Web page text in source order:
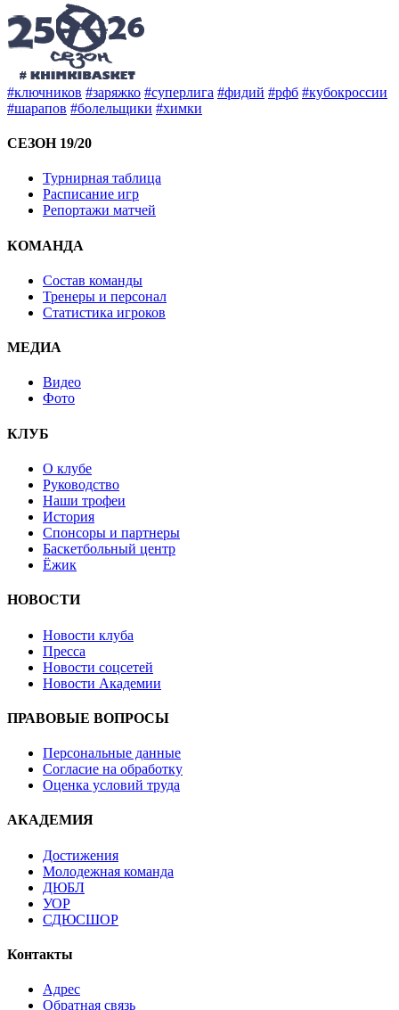
#ключников #заряжко #суперлига #фидий #рфб #кубокроссии
#шарапов #болельщики #химки
СЕЗОН 19/20
Турнирная таблица
Расписание игр
Репортажи матчей
КОМАНДА
Состав команды
Тренеры и персонал
Статистика игроков
МЕДИА
Видео
Фото
КЛУБ
О клубе
Руководство
Наши трофеи
История
Спонсоры и партнеры
Баскетбольный центр
Ёжик
НОВОСТИ
Новости клуба
Пресса
Новости соцсетей
Новости Академии
ПРАВОВЫЕ ВОПРОСЫ
Персональные данные
Согласие на обработку
Оценка условий труда
АКАДЕМИЯ
Достижения
Молодежная команда
ДЮБЛ
УОР
СДЮСШОР
Контакты
Адрес
Обратная связь